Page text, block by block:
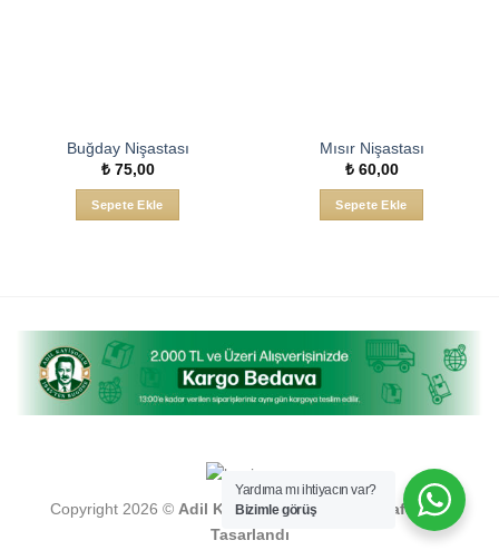
Buğday Nişastası
₺75,00
Sepete Ekle
Mısır Nişastası
₺60,00
Sepete Ekle
Copyright 2026 © Adil Kayişoğlu , Turkuaz Tarafından
Tasarlandı
Yardıma mı ihtiyacın var?
Bizimle görüş